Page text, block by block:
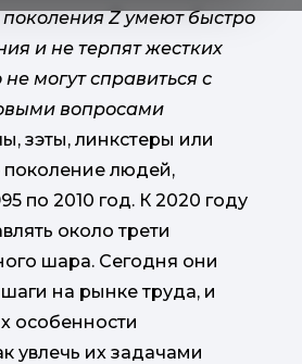
Z умеют быстро
и не терпят жестких
могут справиться с
вопросами
зэты, линкстеры или
людей,
по 2010 год. К 2020 году
около трети
шара. Сегодня они
на рынке труда, и
особенности
увлечь их задачами